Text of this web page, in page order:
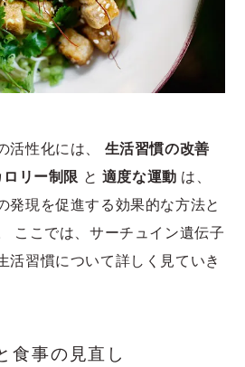
活性化には、 生活習慣の改善
ロリー制限 と 適度な運動 は、
発現を促進する効果的な方法と
ここでは、サーチュイン遺伝子
活習慣について詳しく見ていき
食事の見直し